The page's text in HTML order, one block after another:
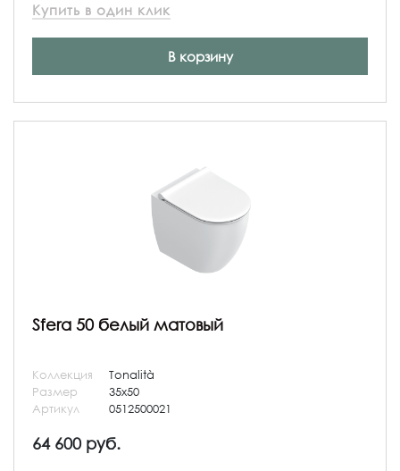
Купить в один клик
В корзину
Sfera 50 белый матовый
Коллекция
Tonalità
Размер
35x50
Артикул
0512500021
64 600 руб.